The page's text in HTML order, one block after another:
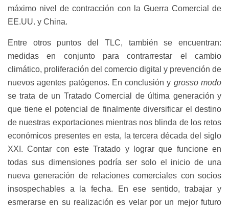
máximo nivel de contracción con la Guerra Comercial de
EE.UU. y China.
Entre otros puntos del TLC, también se encuentran:
medidas en conjunto para contrarrestar el cambio
climático, proliferación del comercio digital y prevención de
nuevos agentes patógenos. En conclusión y grosso modo
se trata de un Tratado Comercial de última generación y
que tiene el potencial de finalmente diversificar el destino
de nuestras exportaciones mientras nos blinda de los retos
económicos presentes en esta, la tercera década del siglo
XXI. Contar con este Tratado y lograr que funcione en
todas sus dimensiones podría ser solo el inicio de una
nueva generación de relaciones comerciales con socios
insospechables a la fecha. En ese sentido, trabajar y
esmerarse en su realización es velar por un mejor futuro